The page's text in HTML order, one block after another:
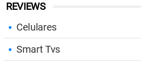
REVIEWS
Celulares
Smart Tvs